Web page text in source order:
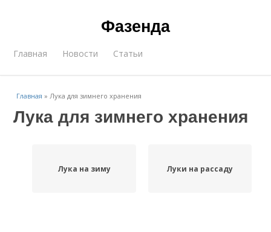
Фазенда
Главная Новости Статьи
Главная »Лука для зимнего хранения
Лука для зимнего хранения
Лука на зиму Луки на рассаду